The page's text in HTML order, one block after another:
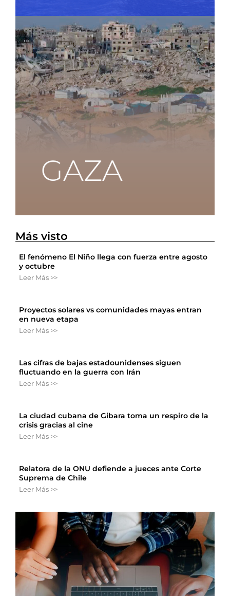
Más visto
El fenómeno El Niño llega con fuerza entre agosto
y octubre
Leer Más >>
Proyectos solares vs comunidades mayas entran
en nueva etapa
Leer Más >>
Las cifras de bajas estadounidenses siguen
fluctuando en la guerra con Irán
Leer Más >>
La ciudad cubana de Gibara toma un respiro de la
crisis gracias al cine
Leer Más >>
Relatora de la ONU defiende a jueces ante Corte
Suprema de Chile
Leer Más >>